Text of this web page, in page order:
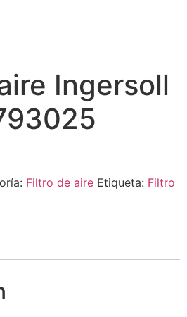
Ingersoll
Filtro de aire Etiqueta: Filtro